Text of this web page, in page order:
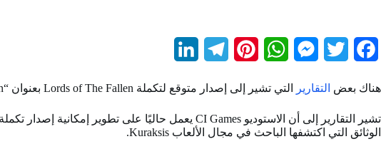
e
t
M
s
W
t
n
t
l
e
n
k
هناك بعض التقارير التي تشير إلى إصدار متوقع لتكملة Lords of The Fallen بعنوان “Death of The Fallen” ولكن هذا الصدور سيكون في عام 2026.
تشير التقارير إلى أن الاستوديو CI Games يعمل حاليًا على تطوير إمكانية إصدار تكملة للعبة
الوثائق التي اكتشفها الباحث في مجال الألعاب Kuraksis.